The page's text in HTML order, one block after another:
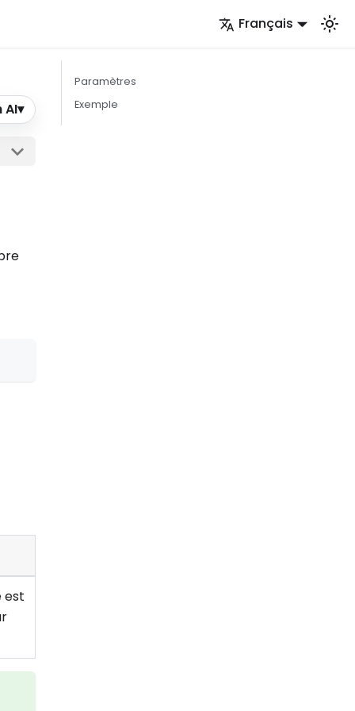
Français
AI▾
est
Paramètres
Exemple